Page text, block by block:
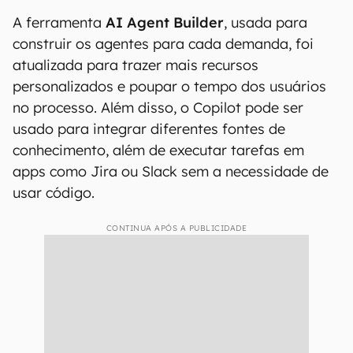
A ferramenta AI Agent Builder, usada para
construir os agentes para cada demanda, foi
atualizada para trazer mais recursos
personalizados e poupar o tempo dos usuários
no processo. Além disso, o Copilot pode ser
usado para integrar diferentes fontes de
conhecimento, além de executar tarefas em
apps como Jira ou Slack sem a necessidade de
usar código.
CONTINUA APÓS A PUBLICIDADE